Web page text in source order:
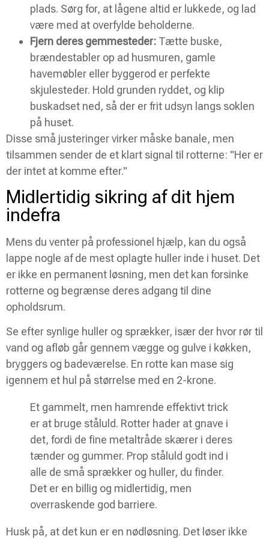
plads. Sørg for, at lågene altid er lukkede, og lad
være med at overfylde beholderne.
Fjern deres gemmesteder: Tætte buske,
brændestabler op ad husmuren, gamle
havemøbler eller byggerod er perfekte
skjulesteder. Hold grunden ryddet, og klip
buskadset ned, så der er frit udsyn langs soklen
på huset.
Disse små justeringer virker måske banale, men
tilsammen sender de et klart signal til rotterne: "Her er
der intet at komme efter."
Midlertidig sikring af dit hjem
indefra
Mens du venter på professionel hjælp, kan du også
lappe nogle af de mest oplagte huller inde i huset. Det
er ikke en permanent løsning, men det kan forsinke
rotterne og begrænse deres adgang til dine
opholdsrum.
Se efter synlige huller og sprækker, især der hvor rør til
vand og afløb går gennem vægge og gulve i køkken,
bryggers og badeværelse. En rotte kan mase sig
igennem et hul på størrelse med en 2-krone.
Et gammelt, men hamrende effektivt trick
er at bruge ståluld. Rotter hader at gnave i
det, fordi de fine metaltråde skærer i deres
tænder og gummer. Prop ståluld godt ind i
alle de små sprækker og huller, du finder.
Det er en billig og midlertidig, men
overraskende god barriere.
Husk på, at det kun er en nødløsning. Det løser ikke